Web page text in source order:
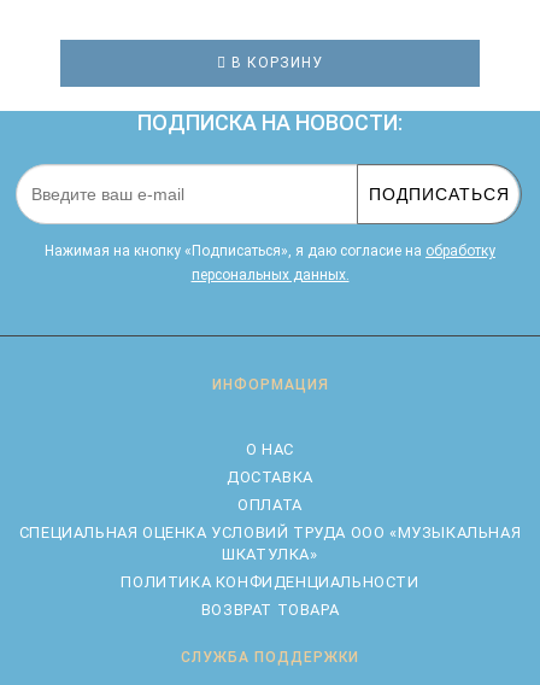
В КОРЗИНУ
ПОДПИСКА НА НОВОСТИ:
ПОДПИСАТЬСЯ
Нажимая на кнопку «Подписаться», я даю cогласие на обработку
персональных данных.
ИНФОРМАЦИЯ
О НАС
ДОСТАВКА
ОПЛАТА
CПЕЦИАЛЬНАЯ ОЦЕНКА УСЛОВИЙ ТРУДА ООО «МУЗЫКАЛЬНАЯ
ШКАТУЛКА»
ПОЛИТИКА КОНФИДЕНЦИАЛЬНОСТИ
ВОЗВРАТ ТОВАРА
СЛУЖБА ПОДДЕРЖКИ